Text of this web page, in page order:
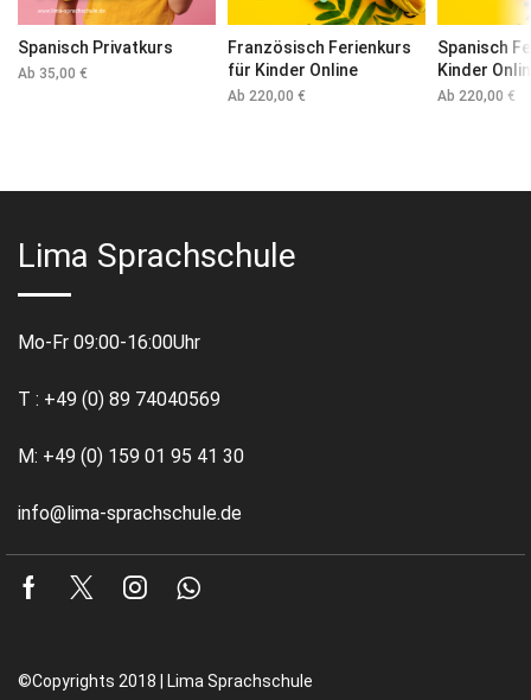
Spanisch Privatkurs
Ab 35,00 €
Französisch Ferienkurs
für Kinder Online
Ab 220,00€
Spanisch
Kinder
Ab 220,00€
Lima Sprachschule
Mo-Fr 09:00-16:00Uhr
T : +49 (0) 89 74040569
M: +49 (0) 159 01 95 41 30
info@lima-sprachschule.de
Facebook
TwitterInstagram
©Copyrights 2018 | Lima Sprachschule